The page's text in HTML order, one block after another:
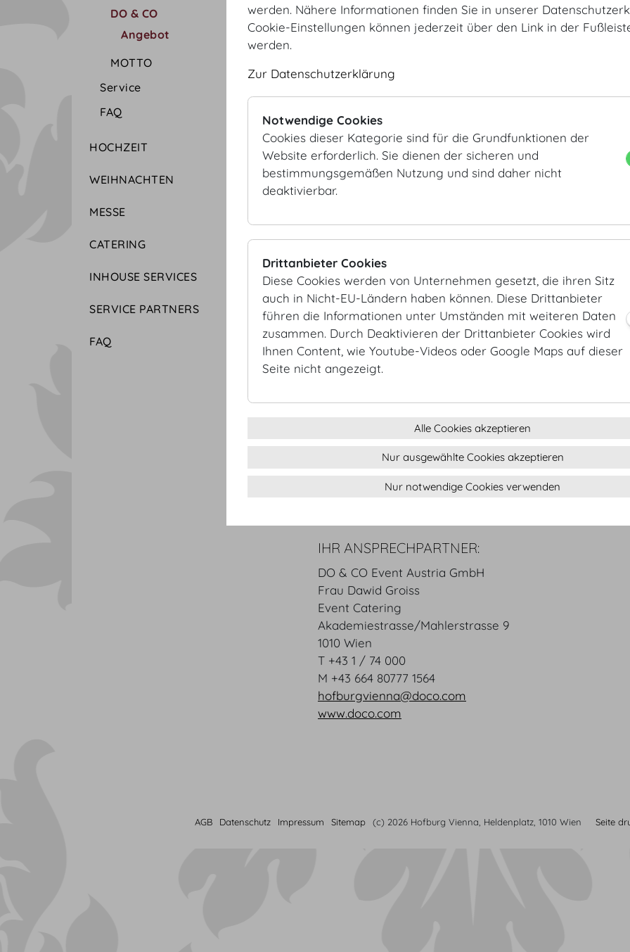
DO & CO
Angebot
MOTTO
Service
FAQ
HOCHZEIT
WEIHNACHTEN
MESSE
CATERING
INHOUSE SERVICES
SERVICE PARTNERS
FAQ
Green Buffet
Green Coffeebreak
BUFFET
International
Französisch-Mediterran
MENÜS
5-Gang Menüs
COCKTAIL
Finger Food kalt
Finger Food warm
Finger Food Petits Desserts
DO & CO Cocktail - Flying Buffet
KAFFEEPAUSEN
Traditionelle Pausen für Zwischendurch
Die angeführten Speisen sind Vorschläge, die wir
IHR ANSPRECHPARTNER:
DO & CO Event Austria GmbH
Frau Dawid Groiss
Event Catering
Akademiestrasse/Mahlerstrasse 9
1010 Wien
T +43 1 / 74 000
M +43 664 80777 1564
hofburgvienna@doco.com
www.doco.com
AGB Datenschutz Impressum Sitemap (c) 2026 Hofburg Vienna, Heldenplatz, 1010 Wien Seite
werden. Nähere Informationen finden Sie in unserer
Cookie-Einstellungen können jederzeit über den Link in der
werden.
Zur Datenschutzerklärung
Notwendige Cookies
Cookies dieser Kategorie sind für die Grundfunktionen der
Website erforderlich. Sie dienen der sicheren und
bestimmungsgemäßen Nutzung und sind daher nicht
deaktivierbar.
Drittanbieter Cookies
Diese Cookies werden von Unternehmen gesetzt, die ihren Sitz
auch in Nicht-EU-Ländern haben können. Diese Drittanbieter
führen die Informationen unter Umständen mit weiteren Daten
zusammen. Durch Deaktivieren der Drittanbieter Cookies wird
Ihnen Content, wie Youtube-Videos oder Google Maps auf dieser
Seite nicht angezeigt.
Alle Cookies akzeptieren
Nur ausgewählte Cookies akzeptieren
Nur notwendige Cookies verwenden